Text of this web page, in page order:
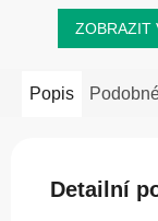
ZOBRAZIT
Popis
Detailní